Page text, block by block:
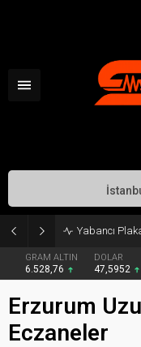
Yabancı
GRAM ALTIN
6.528,76
DOLAR
47,5952
Erzurum
Eczaneler